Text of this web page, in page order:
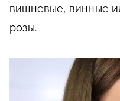
вишневые, винные
розы.